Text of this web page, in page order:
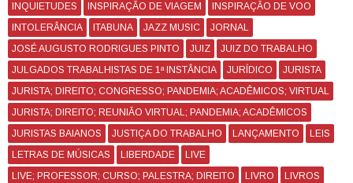
INQUIETUDES
INSPIRAÇÃO DE VIAGEM
INSPIRAÇÃO DE VOO
INTOLERÂNCIA
ITABUNA JAZZ MUSIC
JORNAL
JOSÉ AUGUSTO RODRIGUES PINTO
JUIZ
JUIZ DO TRABALHO
JULGADOS TRABALHISTAS DE 1ª INSTÂNCIA
JURÍDICO
JURISTA
JURISTA; DIREITO; CONGRESSO; PANDEMIA; ACADÊMICOS; VIRTUAL
JURISTA; DIREITO; REUNIÃO VIRTUAL; PANDEMIA; ACADÊMICOS
JURISTAS BAIANOS
JUSTIÇA DO TRABALHO LANÇAMENTO
LEIS
LETRAS DE MÚSICAS
LIBERDADE
LIVE
LIVE; PROFESSOR; CURSO; PALESTRA; DIREITO
LIVRO
LIVROS